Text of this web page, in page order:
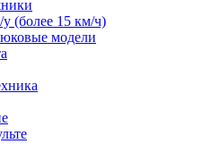
(более 15 км/ч)
модели